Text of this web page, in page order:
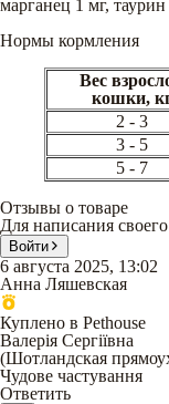
марганец 1 мг, таурин
Нормы кормления
Вес
кошки,
2 - 3
3 - 5
5 - 7
Отзывы о товаре
Для написания
Войти
6 августа 2025, 13:02
Анна Ляшевская
Куплено в Pethouse
Валерія Сергіївна
(Шотландская
Чудове частування
Ответить